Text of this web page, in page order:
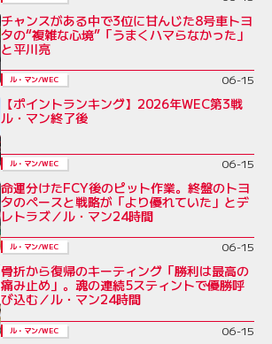
チャンスがある中で3位に甘んじた8号車トヨ
タの“複雑な心境”「うまくハマらなかった」
と平川亮
ル・マン/WEC 06-15
【ポイントランキング】2026年WEC第3戦
ル・マン終了後
ル・マン/WEC 06-15
命運分けたFCY後のピット作業。終盤のトヨ
タのペースと戦略が「より優れていた」とデ
レトラズ／ル・マン24時間
ル・マン/WEC 06-15
骨折から復帰のキーティング「勝利は最高の
痛み止め」。魂の連続5スティントで優勝呼
び込む／ル・マン24時間
ル・マン/WEC 06-15